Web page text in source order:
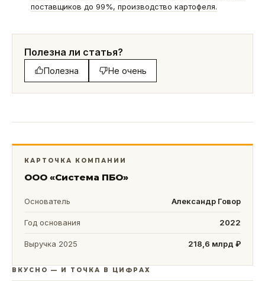
поставщиков до 99%, производство картофеля.
Полезна ли статья?
Полезна Не очень
КАРТОЧКА КОМПАНИИ
ООО «Система ПБО»
Основатель Александр Говор
Год основания 2022
Выручка 2025 218,6 млрд ₽
ВКУСНО — И ТОЧКА В ЦИФРАХ